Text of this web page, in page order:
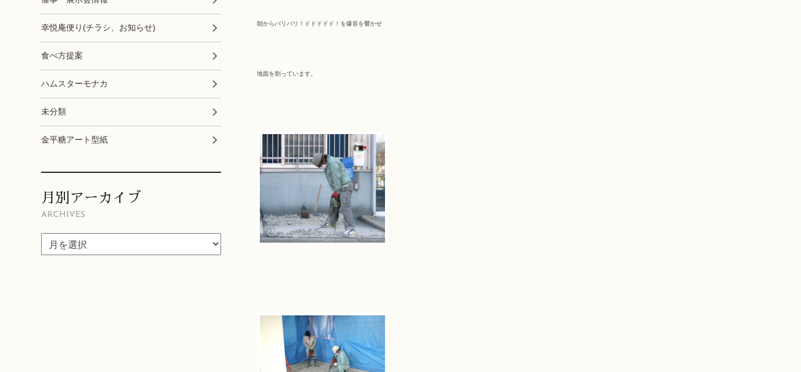
幸悦庵便り(チラシ、お知らせ)
食べ方提案
ハムスターモナカ
未分類
金平糖アート型紙
月別アーカイブ
ARCHIVES
朝からバリバリ！ドドドドド！を爆音を響かせ
地面を割っています。